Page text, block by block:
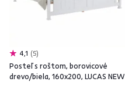
4,1 5
Posteľ s roštom, borovicové
drevo/biela, 160x200, LUCAS NEW